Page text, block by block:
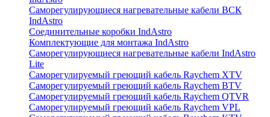
Саморегулирующиеся нагревательные кабели ВСК
IndAstro
Соединительные коробки IndAstro
Комплектующие для монтажа IndAstro
Саморегулирующиеся нагревательные кабели IndAstro
Lite
Саморегулируемый греющий кабель Raychem XTV
Саморегулируемый греющий кабель Raychem BTV
Саморегулируемый греющий кабель Raychem QTVR
Саморегулируемый греющий кабель Raychem VPL